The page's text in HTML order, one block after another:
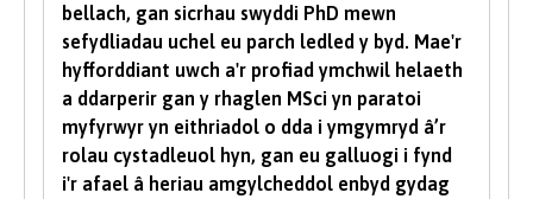
Rydym yn derbyn myfyrwyr â phob math o
gymwysterau, profiadau a chefndiroedd ac yn
ystyried pob cais yn unigol. Fel rhan o bolisi’r
Brifysgol, rydym yn ystyried ceisiadau gan
ddarpar fyfyrwyr anabl ar yr un sail â phob
myfyriwr arall.
bellach, gan sicrhau swyddi PhD mewn
sefydliadau uchel eu parch ledled y byd. Mae'r
hyfforddiant uwch a'r profiad ymchwil helaeth
a ddarperir gan y rhaglen MSci yn paratoi
myfyrwyr yn eithriadol o dda i ymgymryd â’r
rolau cystadleuol hyn, gan eu galluogi i fynd
i'r afael â heriau amgylcheddol enbyd gydag